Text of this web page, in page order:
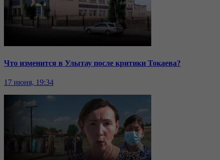
Что изменится в Улытау после критики Токаева?
17 июня, 19:34